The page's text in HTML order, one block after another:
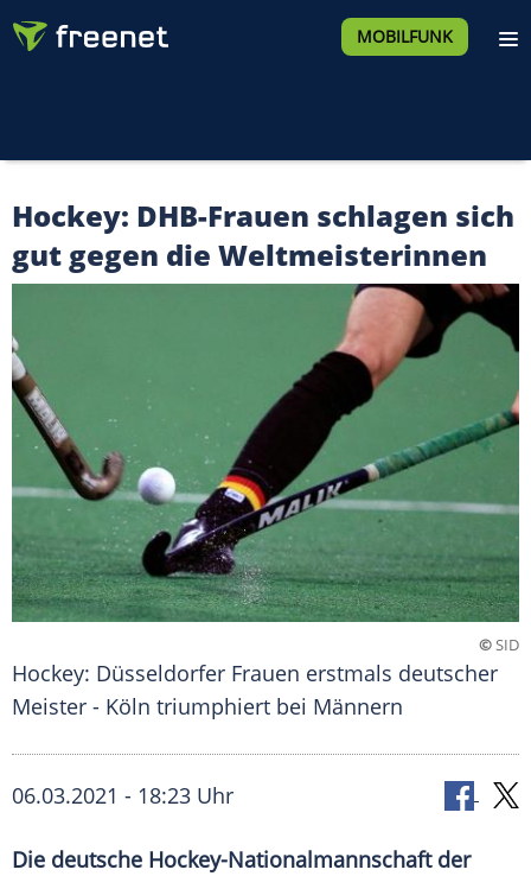
MOBILFUNK
Hockey: DHB-Frauen schlagen sich
gut gegen die Weltmeisterinnen
©SID
Hockey: Düsseldorfer Frauen erstmals deutscher
Meister - Köln triumphiert bei Männern
06.03.2021 - 18:23 Uhr
Die deutsche Hockey-Nationalmannschaft der